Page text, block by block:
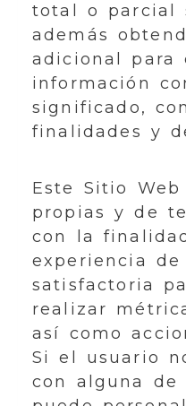
total o parcial
además
adicional para
información
significado,
finalidades y
Este Sitio
propias y de
con la
experiencia de
satisfactoria
realizar
así como
Si el usuario
con alguna de